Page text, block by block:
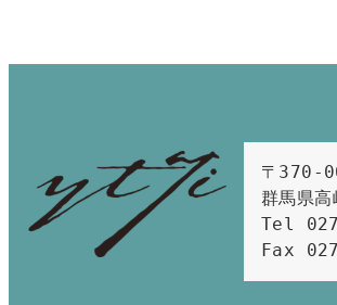
〒370-
群馬県
Tel
Fax